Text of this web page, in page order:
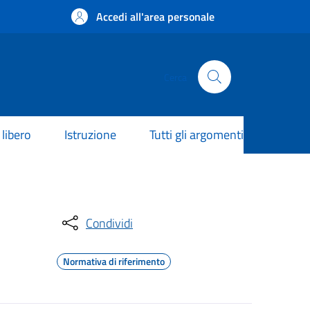
Accedi all'area personale
Istruzione Tutti gli argomenti
Condividi
Normativa di riferimento